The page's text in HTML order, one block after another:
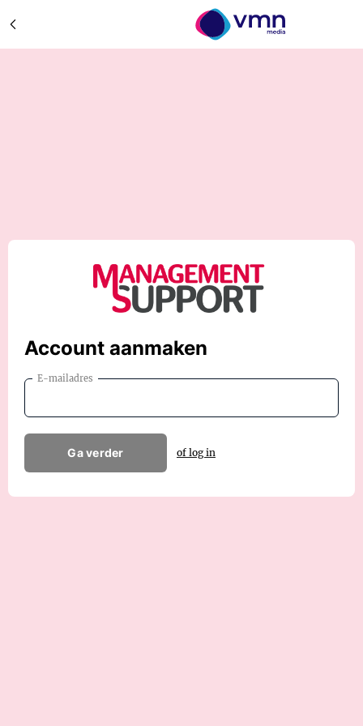
Account aanmaken
E-mailadres
Ga verder of log in